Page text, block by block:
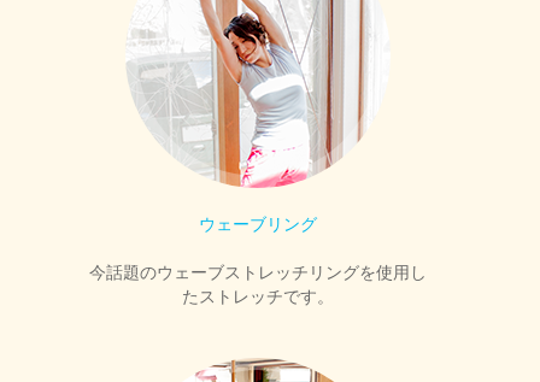
ウェーブリング
今話題のウェーブストレッチリングを使用し
たストレッチです。